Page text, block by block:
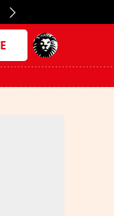
Crédito del Spotify Camp Nou